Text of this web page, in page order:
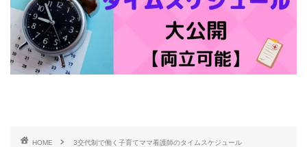
HOME 3交代制で働く子育てママ看護師のタイムスケジュール